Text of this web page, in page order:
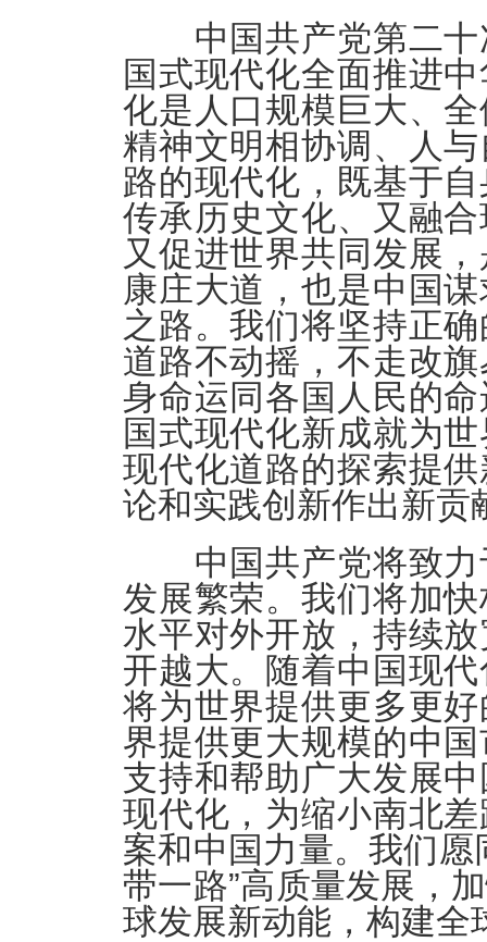
中国共产党第二十
国式现代化全面推进
化是人口规模巨大、
精神文明相协调、人
路的现代化，既基于
传承历史文化、又融
又促进世界共同发展
康庄大道，也是中国
之路。我们将坚持正
道路不动摇，不走改
身命运同各国人民的
国式现代化新成就为
现代化道路的探索提
论和实践创新作出新贡
中国共产党将致力
发展繁荣。我们将加
水平对外开放，持续
开越大。随着中国现
将为世界提供更多更
界提供更大规模的中
支持和帮助广大发展
现代化，为缩小南北
案和中国力量。我们愿
带一路”高质量发展，
球发展新动能，构建全